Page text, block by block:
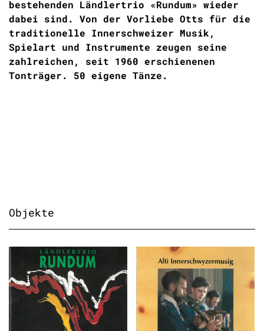
bestehenden Ländlertrio «Rundum» wieder
dabei sind. Von der Vorliebe Otts für die
traditionelle Innerschweizer Musik,
Spielart und Instrumente zeugen seine
zahlreichen, seit 1960 erschienenen
Tonträger. 50 eigene Tänze.
Objekte